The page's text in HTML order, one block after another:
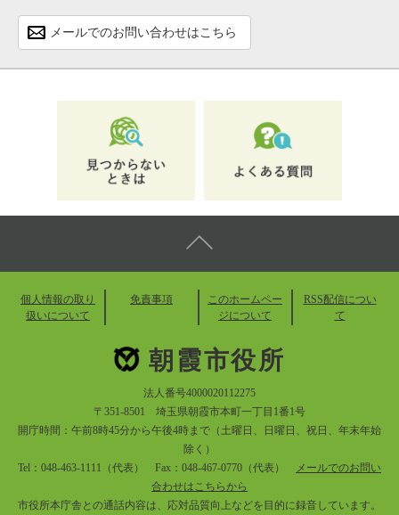
メールでのお問い合わせはこちら
個人情報の取り
扱いについて
免責事項
このホームペー
ジについて
RSS配信につい
て
朝霞市役所
法人番号4000020112275
〒351-8501 埼玉県朝霞市本町一丁目1番1号
開庁時間：午前8時45分から午後4時まで（土曜日、日曜日、祝日、年末年始
除く）
Tel：048-463-1111（代表） Fax：048-467-0770（代表）
メールでのお問い
合わせはこちらから
市役所本庁舎との通話内容は、応対品質向上などを目的に録音しています。